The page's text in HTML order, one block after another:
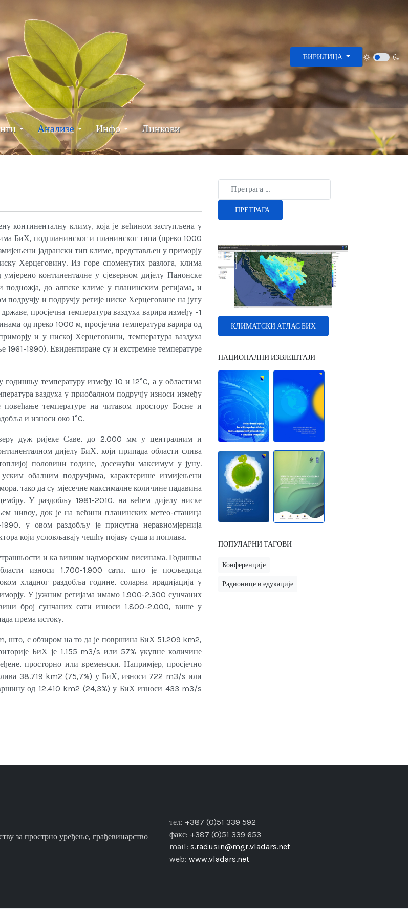
Изаберите ваш језик
ЋИРИЛИЦА
Анализе Инфо Линкови
континенталну климу, која је већином заступљена у
БиХ, подпланинског и планинског типа (преко 1000
јадрански тип климе, представљен у приморју
Херцеговину. Из горе споменутих разлога, клима
континенталне у сјеверном дијелу Панонске
подножја, до алпске климе у планинским регијама, и
подручју и подручју регије ниске Херцеговине на југу
просјечна температура ваздуха варира између -1
од преко 1000 м, просјечна температура варира од
и у ниској Херцеговини, температура ваздуха
1961-1990). Евидентиране су и екстремне температуре
годишњу температуру између 10 и 12°C, а у областима
ваздуха у приобалном подручју износи између
температуре на читавом простору Босне и
и износи око 1°C.
дуж ријеке Саве, до 2.000 мм у централним и
дијелу БиХ, који припада области слива
половини године, досежући максимум у јуну.
обалним подручјима, карактерише измијењени
тако да су мјесечне максималне количине падавина
У раздобљу 1981-2010. на већем дијелу ниске
нивоу, док је на већини планинских метео-станица
у овом раздобљу је присутна неравномјернија
који условљавају чешћу појаву суша и поплава.
и ка вишим надморским висинама. Годишња
износи 1.700-1.900 сати, што је посљедица
хладног раздобља године, соларна ирадијација у
У јужним регијама имамо 1.900-2.300 сунчаних
број сунчаних сати износи 1.800-2.000, више у
према истоку.
што, с обзиром на то да је површина БиХ 51.209 km2,
БиХ је 1.155 m3/s или 57% укупне количине
просторно или временски. Напримјер, просјечно
38.719 km2 (75,7%) у БиХ, износи 722 m3/s или
од 12.410 km2 (24,3%) у БиХ износи 433 m3/s
Type 2 or more characters for results.
ПРЕТРАГА
КЛИМАТСКИ АТЛАС БИХ
НАЦИОНАЛНИ ИЗВЈЕШТАЈИ
ПОПУЛАРНИ ТАГОВИ
Конференције
Радионице и едукације
за прострно уређење, грађевинарство
тел: +387 (0)51 339 592
факс: +387 (0)51 339 653
mail: s.radusin@mgr.vladars.net
web: www.vladars.net